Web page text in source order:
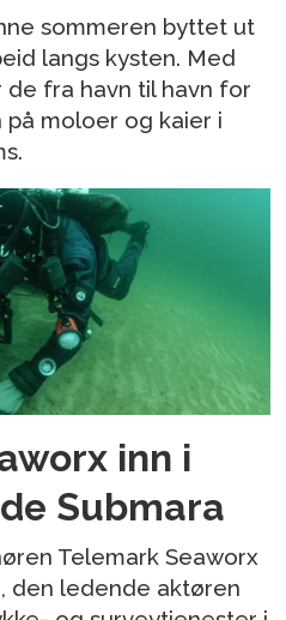
sommeren byttet ut
langs kysten. Med
de fra havn til havn for
moloer og kaier i
inn i
Submara
Telemark Seaworx
den ledende aktøren